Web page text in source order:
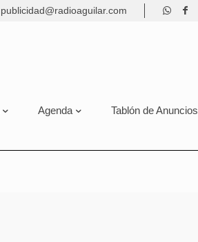
publicidad@radioaguilar.com
Agenda Tablón de Anuncios